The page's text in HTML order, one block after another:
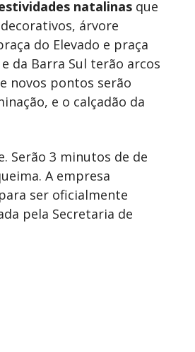
natalinas que
árvore
do Elevado e praça
da Barra Sul terão arcos
novos pontos serão
e o calçadão da
Serão 3 minutos de de
A empresa
ser oficialmente
pela Secretaria de